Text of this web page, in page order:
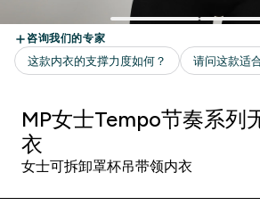
MP女士Tempo节奏系列
衣
女士可拆卸罩杯吊带领内衣